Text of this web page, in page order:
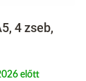
4 zseb,
előtt